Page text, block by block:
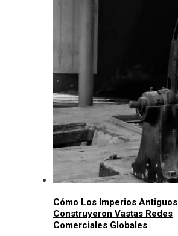
Cómo Los Imperios Antiguos
Construyeron Vastas Redes
Comerciales Globales